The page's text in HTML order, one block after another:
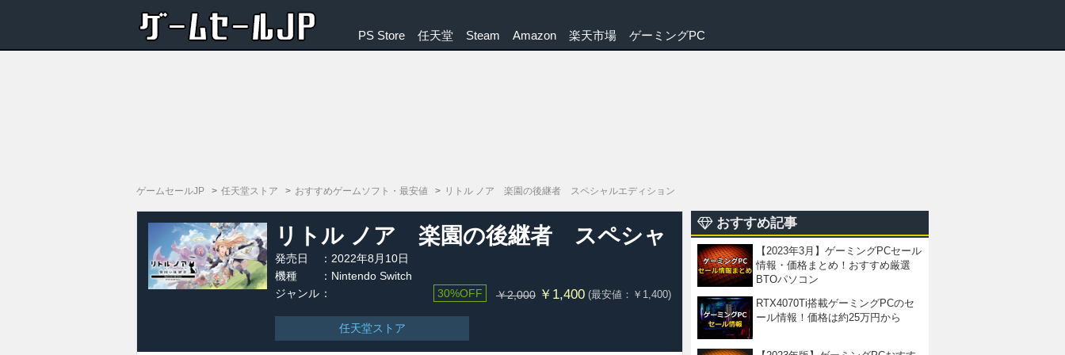
PS Store 任天堂 Steam Amazon 楽天市場 ゲーミングPC
ゲームセールJP 任天堂ストア おすすめゲームソフト・最安値 リトル ノア 楽園の後継者 スペシャルエディション
リトル ノア 楽園の後継者 スペシャ
ルエディション
発売日
：2022年8月10日
機種
：Nintendo Switch
ジャンル ： 30%OFF ￥2,000 ￥1,400 (最安値：￥1,400)
任天堂ストア
おすすめ記事
【2023年3月】ゲーミングPCセール
情報・価格まとめ！おすすめ厳選
BTOパソコン
RTX4070Ti搭載ゲーミングPCのセ
ール情報！価格は約25万円から